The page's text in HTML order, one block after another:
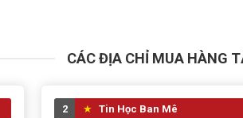
CÁC ĐỊA CHỈ MUA HÀNG
2 Tin Học Ban Mê